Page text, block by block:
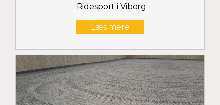
Ridesport i Viborg
Læs mere